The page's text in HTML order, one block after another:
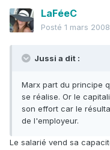
LaFéeC
Posté 1 mars 2008
Jussi a dit :
Marx part du principe
se réalise. Or le
son effort car le
de l'employeur.
Le salarié vend sa